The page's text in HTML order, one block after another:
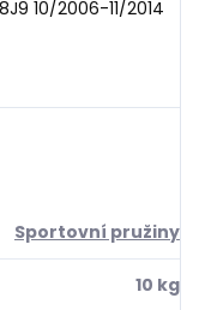
10/2006-11/2014
Sportovní pružiny
10 kg